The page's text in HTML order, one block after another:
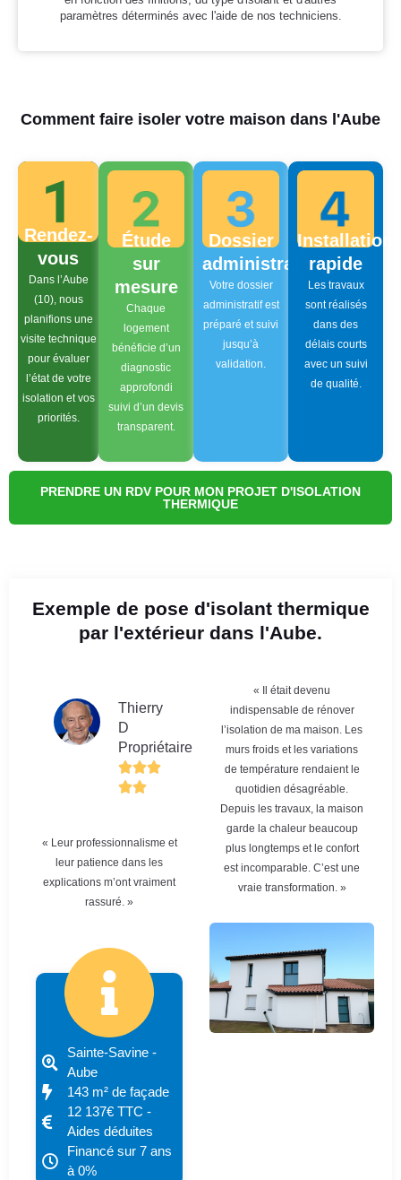
paramètres déterminés avec l'aide de nos techniciens.
Comment faire isoler votre maison dans l'Aube
Rendez-
vous
Dans l’Aube
(10), nous
planifions une
visite technique
pour évaluer
l’état de votre
isolation et vos
priorités.
Étude
sur
mesure
Chaque
logement
bénéficie d’un
diagnostic
approfondi
suivi d’un devis
transparent.
Dossier
administratif
Votre dossier
administratif est
préparé et suivi
jusqu’à
validation.
Installation
rapide
Les travaux
sont réalisés
dans des
délais courts
avec un suivi
de qualité.
PRENDRE UN RDV POUR MON PROJET D'ISOLATION
THERMIQUE
Exemple de pose d'isolant thermique
par l'extérieur dans l'Aube.
Thierry
D
Propriétaire
« Leur professionnalisme et
leur patience dans les
explications m’ont vraiment
rassuré. »
Sainte-Savine -
Aube
143 m² de façade
12 137€ TTC -
Aides déduites
Financé sur 7 ans
à 0%
« Il était devenu
indispensable de rénover
l’isolation de ma maison. Les
murs froids et les variations
de température rendaient le
quotidien désagréable.
Depuis les travaux, la maison
garde la chaleur beaucoup
plus longtemps et le confort
est incomparable. C’est une
vraie transformation. »